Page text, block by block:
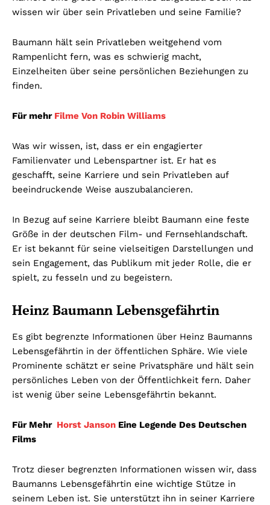
wissen wir über sein Privatleben und seine Familie?
Baumann hält sein Privatleben weitgehend vom
Rampenlicht fern, was es schwierig macht,
Einzelheiten über seine persönlichen Beziehungen zu
finden.
Für mehr Filme Von Robin Williams
Was wir wissen, ist, dass er ein engagierter
Familienvater und Lebenspartner ist. Er hat es
geschafft, seine Karriere und sein Privatleben auf
beeindruckende Weise auszubalancieren.
In Bezug auf seine Karriere bleibt Baumann eine feste
Größe in der deutschen Film- und Fernsehlandschaft.
Er ist bekannt für seine vielseitigen Darstellungen und
sein Engagement, das Publikum mit jeder Rolle, die er
spielt, zu fesseln und zu begeistern.
Heinz Baumann Lebensgefährtin
Es gibt begrenzte Informationen über Heinz Baumanns
Lebensgefährtin in der öffentlichen Sphäre. Wie viele
Prominente schätzt er seine Privatsphäre und hält sein
persönliches Leben von der Öffentlichkeit fern. Daher
ist wenig über seine Lebensgefährtin bekannt.
Für Mehr Horst Janson Eine Legende Des Deutschen
Films
Trotz dieser begrenzten Informationen wissen wir, dass
Baumanns Lebensgefährtin eine wichtige Stütze in
seinem Leben ist. Sie unterstützt ihn in seiner Karriere